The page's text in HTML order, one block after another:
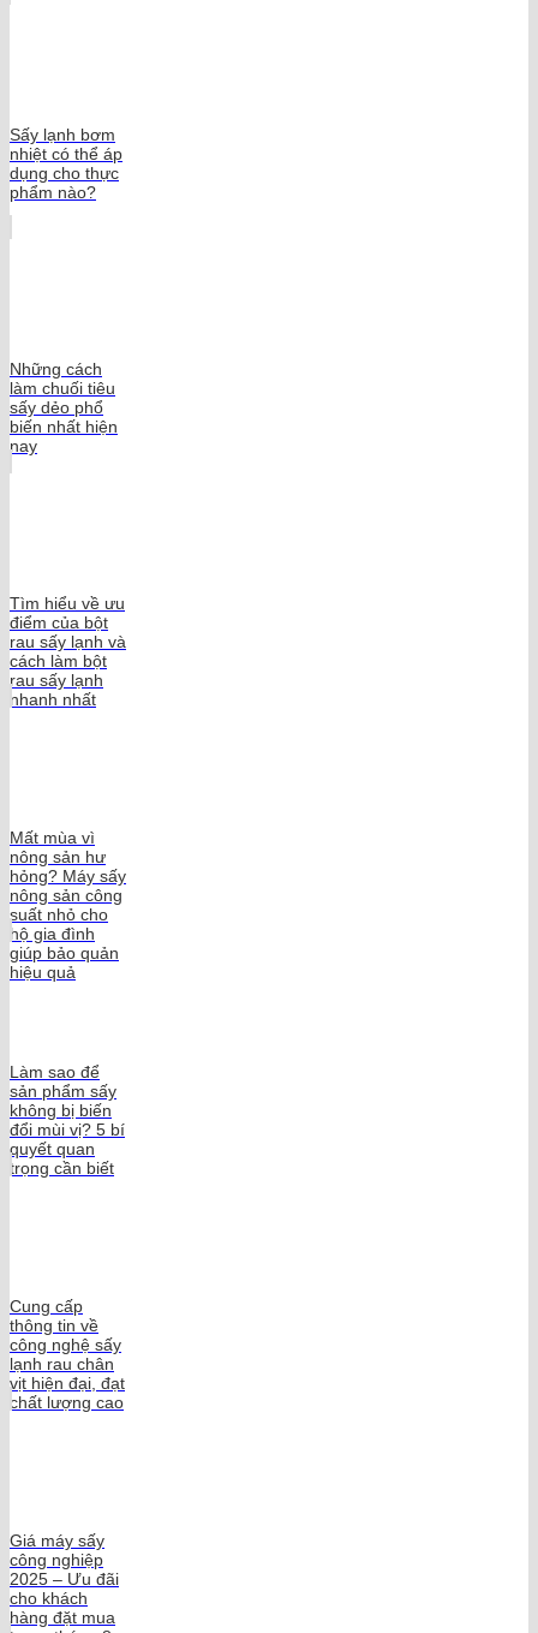
Sấy lạnh bơm
nhiệt có thể áp
dụng cho thực
phẩm nào?
Những cách
làm chuối tiêu
sấy dẻo phổ
biến nhất hiện
nay
Tìm hiểu về ưu
điểm của bột
rau sấy lạnh và
cách làm bột
rau sấy lạnh
nhanh nhất
Mất mùa vì
nông sản hư
hỏng? Máy sấy
nông sản công
suất nhỏ cho
hộ gia đình
giúp bảo quản
hiệu quả
Làm sao để
sản phẩm sấy
không bị biến
đổi mùi vị? 5 bí
quyết quan
trọng cần biết
Cung cấp
thông tin về
công nghệ sấy
lạnh rau chân
vịt hiện đại, đạt
chất lượng cao
Giá máy sấy
công nghiệp
2025 – Ưu đãi
cho khách
hàng đặt mua